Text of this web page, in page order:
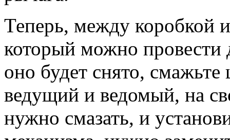
Теперь, между коробкой и
который можно провести
оно будет снято,
ведущий и ведомый, на
нужно смазать, и